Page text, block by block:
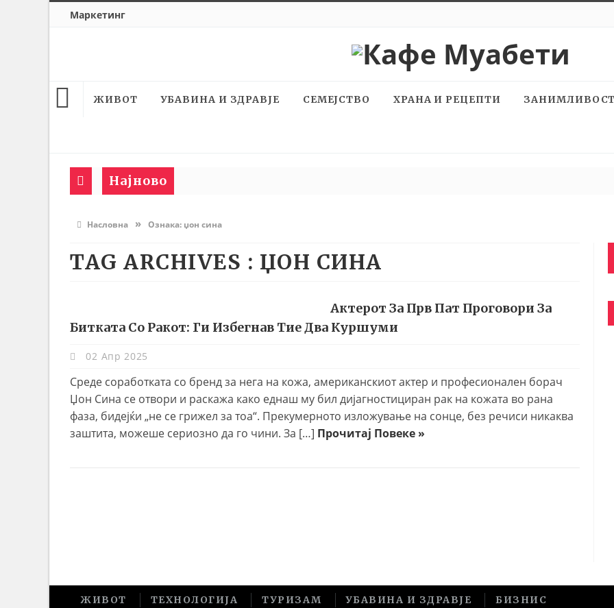
Маркетинг
ЖИВОТ УБАВИНА И ЗДРАВЈЕ СЕМЕЈСТВО ХРАНА И РЕЦЕПТИ
Најново
Насловна » Ознака: џон сина
TAG ARCHIVES : ЏОН СИНА
Актерот За Прв Пат Проговори За
Битката Со Ракот: Ги Избегнав Тие Два Куршуми
02 Апр 2025
Среде соработката со бренд за нега на кожа, американскиот актер и професионален борач
Џон Сина се отвори и раскажа како еднаш му бил дијагностициран рак на кожата во рана
фаза, бидејќи „не се грижел за тоа“. Прекумерното изложување на сонце, без речиси никаква
заштита, можеше сериозно да го чини. За […] Прочитај Повеке »
ЖИВОТ ТЕХНОЛОГИЈА ТУРИЗАМ УБАВИНА И ЗДРАВЈЕ БИЗНИС